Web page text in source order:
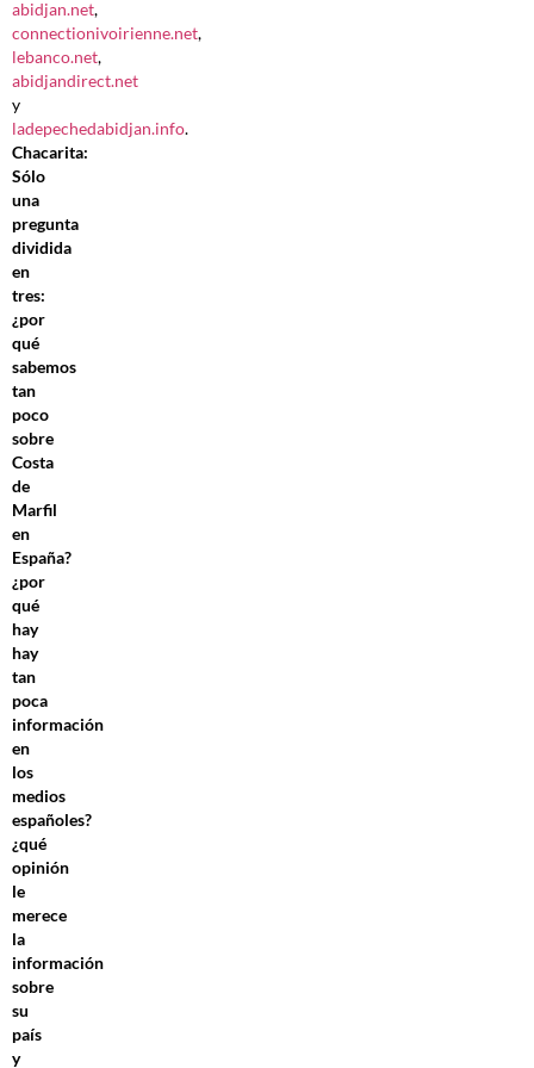
abidjan.net,
connectionivoirienne.net,
lebanco.net,
abidjandirect.net
y
ladepechedabidjan.info.
Chacarita:
Sólo
una
pregunta
dividida
en
tres:
¿por
qué
sabemos
tan
poco
sobre
Costa
de
Marfil
en
España?
¿por
qué
hay
hay
tan
poca
información
en
los
medios
españoles?
¿qué
opinión
le
merece
la
información
sobre
su
país
y